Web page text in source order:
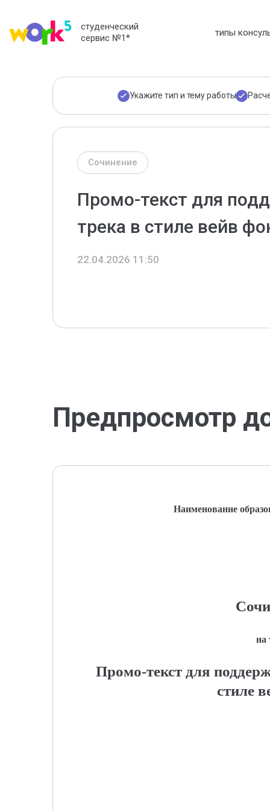
студенческий
сервис №1* типы
Укажите тип и тему работы
Сочинение
Промо-текст для
трека в стиле вейв
22.04.2026 11:50
Предпросмотр
Наименование
на
Промо-текст для
стиле